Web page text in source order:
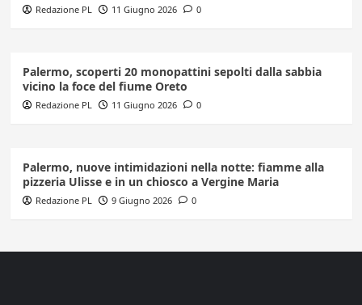
Redazione PL 11 Giugno 2026 0
Palermo, scoperti 20 monopattini sepolti dalla sabbia
vicino la foce del fiume Oreto
Redazione PL 11 Giugno 2026 0
Palermo, nuove intimidazioni nella notte: fiamme alla
pizzeria Ulisse e in un chiosco a Vergine Maria
Redazione PL 9 Giugno 2026 0